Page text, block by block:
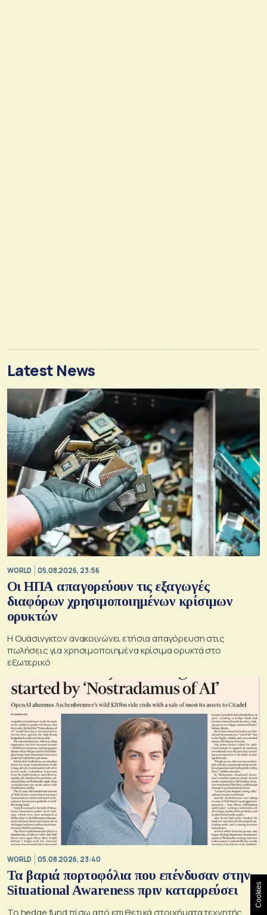
Latest News
WORLD 05.08.2026, 23:56
Οι ΗΠΑ απαγορεύουν τις εξαγωγές
διαφόρων χρησιμοποιημένων κρίσιμων
ορυκτών
Η Ουάσινγκτον ανακοινώνει ετήσια απαγόρευση στις
πωλήσεις για χρησιμοποιημένα κρίσιμα ορυκτά στο
εξωτερικό
WORLD 05.08.2026, 23:40
Τα βαριά πορτοφόλια που επένδυσαν στην
Situational Awareness πριν καταρρεύσει
Το hedge fund πίσω από επιθετικά στοιχήματα τεχνητής
Cookies